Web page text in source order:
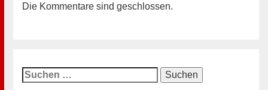
Die Kommentare sind geschlossen.
Suchen
nach: